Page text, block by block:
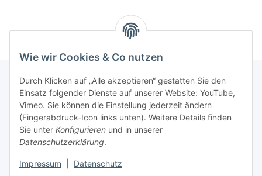
Wie wir Cookies & Co nutzen
Durch Klicken auf „Alle akzeptieren“ gestatten Sie den
Einsatz folgender Dienste auf unserer Website: YouTube,
Vimeo. Sie können die Einstellung jederzeit ändern
(Fingerabdruck-Icon links unten). Weitere Details finden
Sie unter Konfigurieren und in unserer
Datenschutzerklärung.
Impressum Datenschutz
Informationen
Gesetzliche Informationen